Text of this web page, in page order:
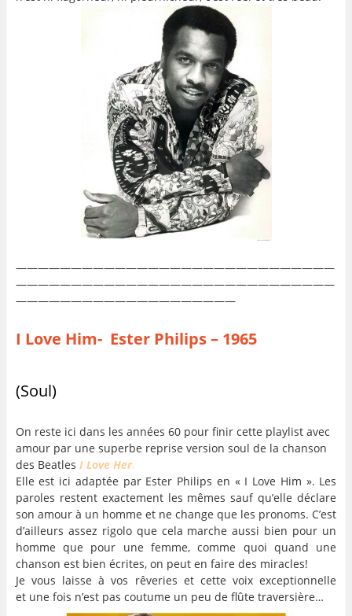
—————————————————————————————
—————————————————————————————
————————————————————
I Love Him- Ester Philips – 1965
(Soul)
On reste ici dans les années 60 pour finir cette playlist avec
amour par une superbe reprise version soul de la chanson
des Beatles I Love Her.
Elle est ici adaptée par Ester Philips en « I Love Him ». Les
paroles restent exactement les mêmes sauf qu’elle déclare
son amour à un homme et ne change que les pronoms. C’est
d’ailleurs assez rigolo que cela marche aussi bien pour un
homme que pour une femme, comme quoi quand une
chanson est bien écrites, on peut en faire des miracles!
Je vous laisse à vos rêveries et cette voix exceptionnelle
et une fois n’est pas coutume un peu de flûte traversière…